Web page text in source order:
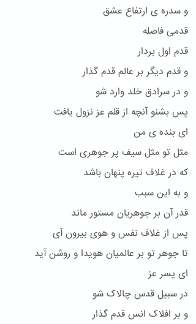
و سدره ی ارتفاع عشق
قدمی فاصله
قدم اول بردار
و قدم دیگر بر عالم قدم گذار
و در سرادق خلد وارد شو
پس بشنو آنچه از قلم عز نزول یافت
ای بنده ی من
مثل تو مثل سیف پر جوهری است
که در غلاف تیره پنهان باشد
و به این سبب
قدر آن بر جوهریان مستور ماند
پس از غلاف نفس و هوی بیرون آی
تا جوهر تو بر عالمیان هویدا و روشن آید
ای پسر عز
در سبیل قدس چالاک شو
و بر افلاک انس قدم گذار